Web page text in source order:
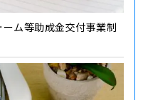
ム等助成金交付事業制